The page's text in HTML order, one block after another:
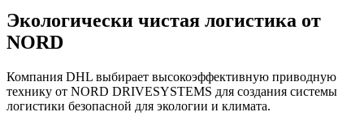
Экологически чистая логистика от
NORD
Компания DHL выбирает высокоэффективную приводную
технику от NORD DRIVESYSTEMS для создания системы
логистики безопасной для экологии и климата.